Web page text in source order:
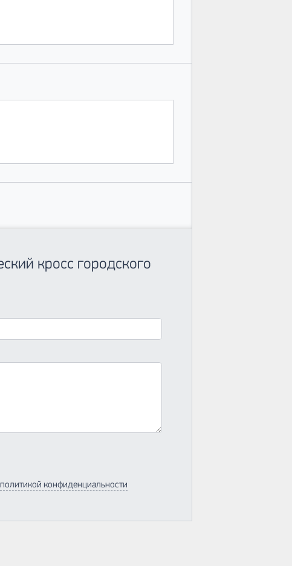
кросс городского
политикой конфиденциальности